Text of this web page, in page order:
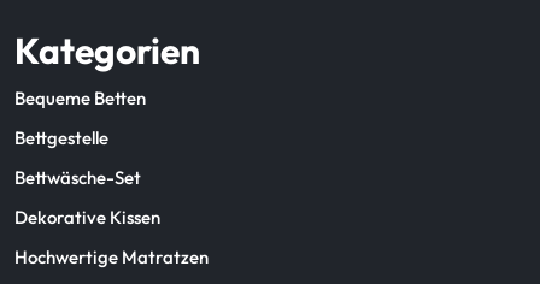
Kategorien
Bequeme Betten
Bettgestelle
Bettwäsche-Set
Dekorative Kissen
Hochwertige Matratzen